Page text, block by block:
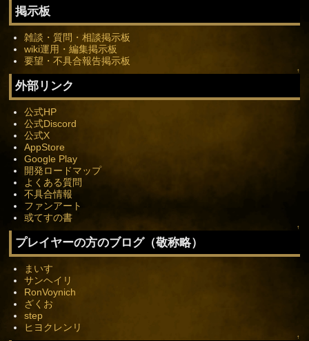
掲示板
雑談・質問・相談掲示板
wiki運用・編集掲示板
要望・不具合報告掲示板
↑
外部リンク
公式HP
公式Discord
公式X
AppStore
Google Play
開発ロードマップ
よくある質問
不具合情報
ファンアート
或てすの書
↑
プレイヤーの方のブログ（敬称略）
まいす
サンヘイリ
RonVoynich
ざくお
step
ヒヨクレンリ
↑